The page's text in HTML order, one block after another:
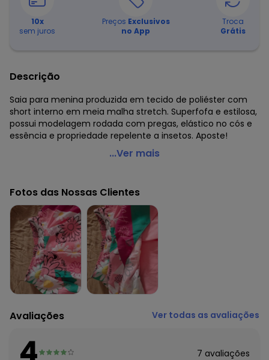
10x
sem juros
Preços Exclusivos
no App
Troca
Grátis
Descrição
Saia para menina produzida em tecido de poliéster com
short interno em meia malha stretch. Superfofa e estilosa,
possui modelagem rodada com pregas, elástico no cós e
essência e propriedade repelente a insetos. Aposte!
Lilica Ripilica - Saia com Repelência a Insetos
Código do produto: 6764083
Modelagem: Ampla
Cintura: Média
Fornecedor: MARISOL / CNPJ 20.454.870/0090-1
Feito: Brasil
Cuidados para conservação do produto: NÃO ALVEJAR, NÃO
LAVAR A SECO, NÃO SECAR EM TAMBOR
Tecido: Sintético
Composição: Parte externa poliéster 100% parte interna
algodão 96% elastano 4%
Histórico de preços
algum dia do mês, para o menor tamanho disponível.
...Ver mais
Fotos das Nossas Clientes
Avaliações Ver todas as avaliações
7 avaliações